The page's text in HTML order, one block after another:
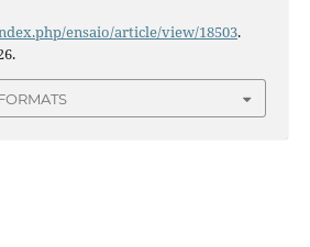
ensaio/article/view/18503.